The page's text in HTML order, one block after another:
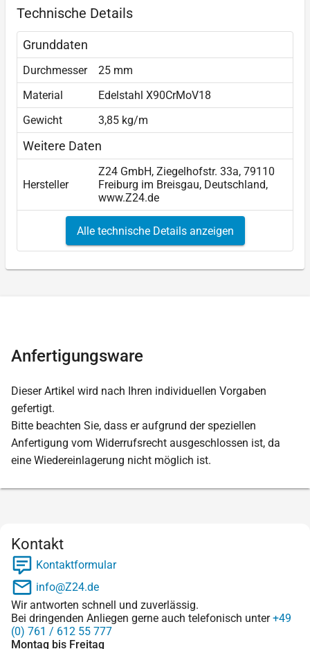
Technische Details
Grunddaten
Durchmesser
25 mm
Material
Edelstahl X90CrMoV18
Gewicht
3,85 kg/m
Weitere Daten
Hersteller
Z24 GmbH, Ziegelhofstr. 33a, 79110
Freiburg im Breisgau, Deutschland,
www.Z24.de
Alle technische Details anzeigen
Anfertigungsware
Dieser Artikel wird nach Ihren individuellen Vorgaben
gefertigt.
Bitte beachten Sie, dass er aufgrund der speziellen
Anfertigung vom Widerrufsrecht ausgeschlossen ist, da
eine Wiedereinlagerung nicht möglich ist.
Kontakt
Kontaktformular
info@Z24.de
Wir antworten schnell und zuverlässig.
Bei dringenden Anliegen gerne auch telefonisch unter+49
(0) 761 / 612 55 777
Montag bis Freitag